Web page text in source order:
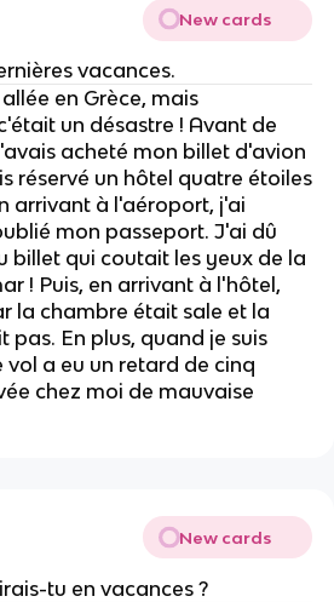
New cards
vacances.
en Grèce, mais
un désastre ! Avant de
acheté mon billet d'avion
réservé un hôtel quatre étoiles
arrivant à l'aéroport, j'ai
mon passeport. J'ai dû
billet qui coutait les yeux de la
! Puis, en arrivant à l'hôtel,
la chambre était sale et la
pas. En plus, quand je suis
vol a eu un retard de cinq
chez moi de mauvaise
New cards
tu en vacances ?